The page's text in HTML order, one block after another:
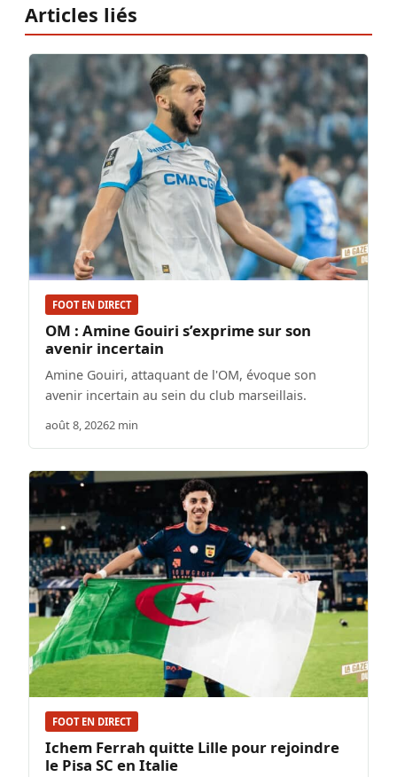
Articles liés
FOOT EN DIRECT
OM : Amine Gouiri s’exprime sur son
avenir incertain
Amine Gouiri, attaquant de l'OM, évoque son
avenir incertain au sein du club marseillais.
août 8, 20262 min
FOOT EN DIRECT
Ichem Ferrah quitte Lille pour rejoindre
le Pisa SC en Italie